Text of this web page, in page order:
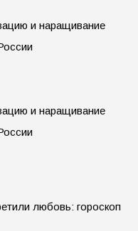
любовь: гороскоп